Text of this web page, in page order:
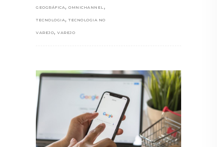
GEOGRÁFICA, OMNICHANNEL ,
TECNOLOGIA, TECNOLOGIA NO
VAREJO, VAREJO